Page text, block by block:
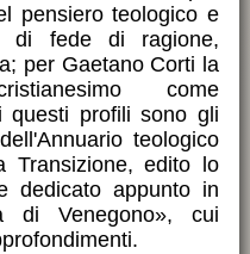
pensiero teologico e
di fede di ragione,
per Gaetano Corti la
come
questi profili sono gli
teologico
Transizione, edito lo
dedicato appunto in
di Venegono», cui